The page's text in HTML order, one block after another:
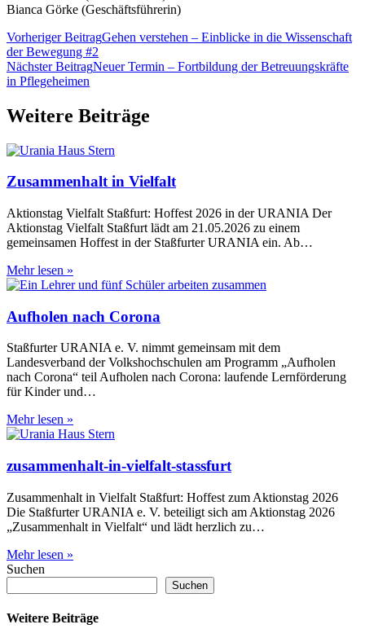
Bianca Görke (Geschäftsführerin)
Vorheriger BeitragGehen verstehen – Einblicke in die Wissenschaft
der Bewegung #2
Nächster BeitragNeuer Termin – Fortbildung der Betreuungskräfte
in Pflegeheimen
Weitere Beiträge
Zusammenhalt in Vielfalt
Aktionstag Vielfalt Staßfurt: Hoffest 2026 in der URANIA Der
Aktionstag Vielfalt Staßfurt lädt am 21.05.2026 zu einem
gemeinsamen Hoffest in der Staßfurter URANIA ein. Ab…
Mehr lesen »
in
Aufholen nach Corona
Staßfurter URANIA e. V. nimmt gemeinsam mit dem
Landesverband der Volkshochschulen am Programm „Aufholen
nach Corona“ teil Aufholen nach Corona: laufende Lernförderung
für Kinder und…
Mehr lesen »
nach
zusammenhalt-in-vielfalt-stassfurt
Zusammenhalt in Vielfalt Staßfurt: Hoffest zum Aktionstag 2026
Die Staßfurter URANIA e. V. beteiligt sich am Aktionstag 2026
„Zusammenhalt in Vielfalt“ und lädt herzlich zu…
Mehr lesen »
stassfurt
Suchen
Suchen
Weitere Beiträge